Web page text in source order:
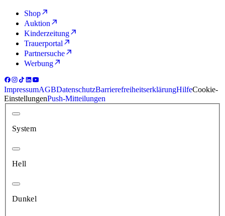
Shop
Auktion
Kinderzeitung
Trauerportal
Partnersuche
Werbung
ImpressumAGBDatenschutzBarrierefreiheitserklärungHilfeCookie-
EinstellungenPush-Mitteilungen
System
Hell
Dunkel